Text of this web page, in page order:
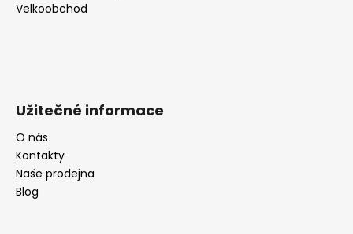
Velkoobchod
Užitečné informace
O nás
Kontakty
Naše prodejna
Blog